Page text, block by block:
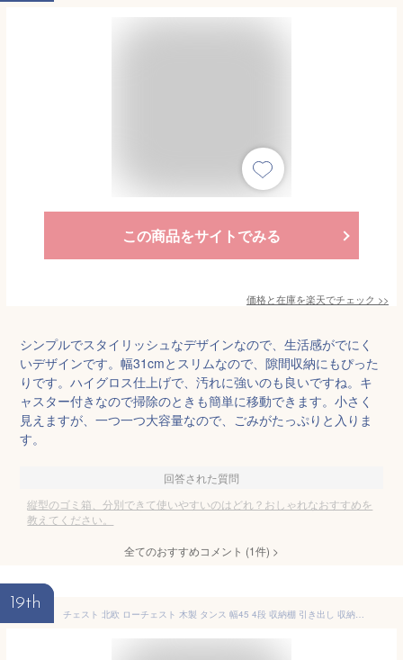
この商品をサイトでみる
価格と在庫を楽天でチェック >>
シンプルでスタイリッシュなデザインなので、生活感がでにく
いデザインです。幅31cmとスリムなので、隙間収納にもぴった
りです。ハイグロス仕上げで、汚れに強いのも良いですね。キ
ャスター付きなので掃除のときも簡単に移動できます。小さく
見えますが、一つ一つ大容量なので、ごみがたっぷりと入りま
す。
回答された質問
縦型のゴミ箱、分別できて使いやすいのはどれ？おしゃれなおすすめを
教えてください。
全てのおすすめコメント (1件) >
19th
チェスト 北欧 ローチェスト 木製 タンス 幅45 4段 収納棚 引き出し 収納チェスト タンス 衣類 収納 シンプル ヴィンテージ コンパクト 省スペース リビング 寝室 整理タンス 収納家具 BED FORD slim chest〔ベッドフォード スリムチェスト〕